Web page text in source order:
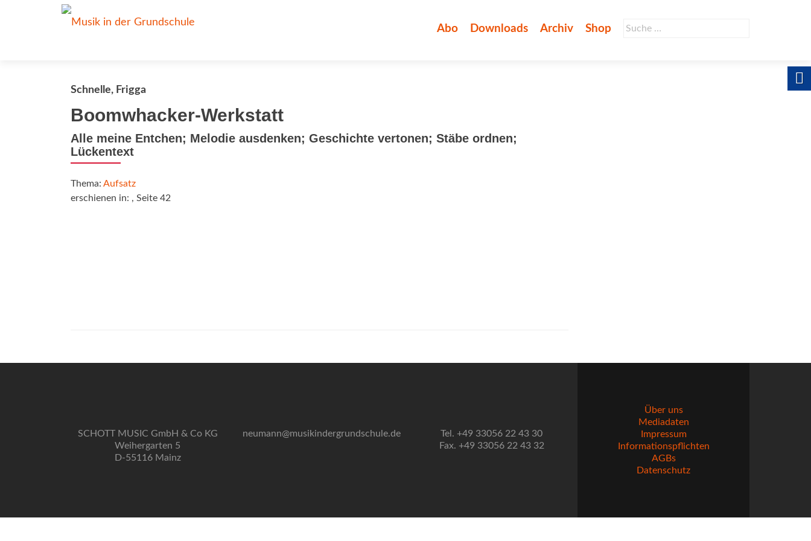
Suche
Abo Downloads Archiv Shop
Schnelle, Frigga
Boomwhacker-Werkstatt
Alle meine Entchen; Melodie ausdenken; Geschichte vertonen; Stäbe ordnen;
Lückentext
Thema: Aufsatz
erschienen in: , Seite 42
SCHOTT MUSIC GmbH & Co KG
Weihergarten 5
D-55116 Mainz
neumann@musikindergrundschule.de
Tel. +49 33056 22 43 30
Fax. +49 33056 22 43 32
Über uns
Mediadaten
Impressum
Informationspflichten
AGBs
Datenschutz